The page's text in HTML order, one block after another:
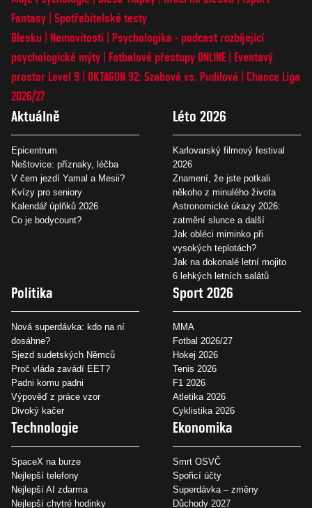
Fantasy Spotřebitelské testy
Blesku
Nemovitosti
Psychologika - podcast rozbíjející
psychologické mýty
Fotbalové přestupy ONLINE
Eventový
prostor Level 9 OKTAGON 92: Szabová vs. Pudilová
Chance Liga
2026/27
Aktuálně
Epicentrum
Neštovice: příznaky, léčba
V čem jezdí Yamal a Mesii?
Kvízy pro seniory
Kalendář úplňků 2026
Co je bodycount?
Léto 2026
Karlovarský filmový festival
2026
Znamení, že jste potkali
někoho z minulého života
Astronomické úkazy 2026:
zatmění slunce a další
Jak obléci miminko při
vysokých teplotách?
Jak na dokonalé letní mojito
6 lehkých letních salátů
Politika
Nová superdávka: kdo na ní
dosáhne?
Sjezd sudetských Němců
Proč vláda zavádí EET?
Padni komu padni
Výpověď z práce vzor
Divoký kačer
Sport 2026
MMA
Fotbal 2026/27
Hokej 2026
Tenis 2026
F1 2026
Atletika 2026
Cyklistika 2026
Technologie
SpaceX na burze
Nejlepší telefony
Nejlepší AI zdarma
Nejlepší chytré hodinky
Ekonomika
Smrt OSVČ
Spořicí účty
Superdávka – změny
Důchody 2027